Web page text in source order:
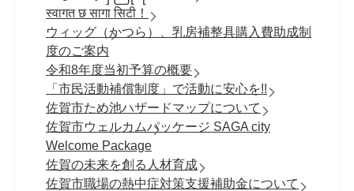
स्वागत छ सागा सिटी！
ウィッグ（かつら）、乳房補整具購入費助成制
度のご案内
令和8年度当初予算の概要
「市民活動補償制度」で活動に安心を!!
佐賀市ため池ハザードマップについて
佐賀市ウェルカムパッケージ SAGA city
Welcome Package
佐賀の未来を創る人材育成
佐賀市職場の熱中症対策支援補助金について